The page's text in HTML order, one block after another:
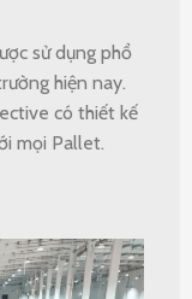
sử dụng phổ
hiện nay.
có thiết kế
mọi Pallet.